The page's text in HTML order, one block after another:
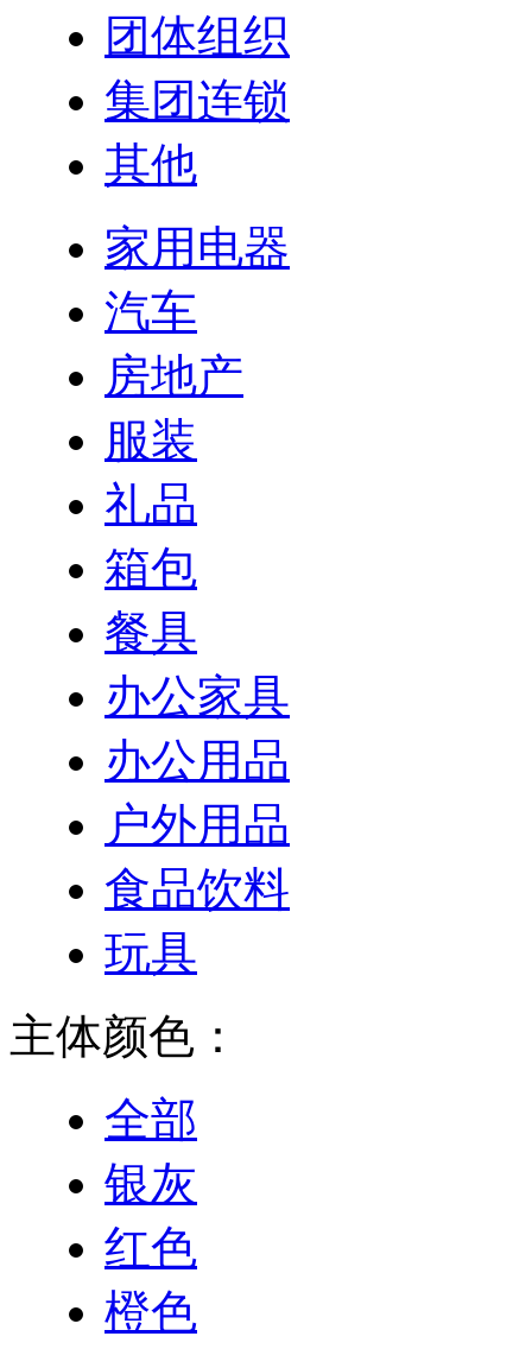
团体组织
集团连锁
其他
家用电器
汽车
房地产
服装
礼品
箱包
餐具
办公家具
办公用品
户外用品
食品饮料
玩具
主体颜色：
全部
银灰
红色
橙色